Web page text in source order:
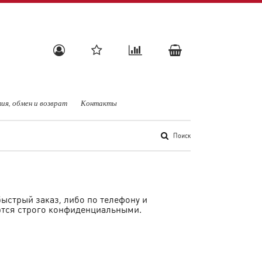
обмен и возврат Контакты
Поиск
заказ, либо по телефону и
строго конфиденциальными.